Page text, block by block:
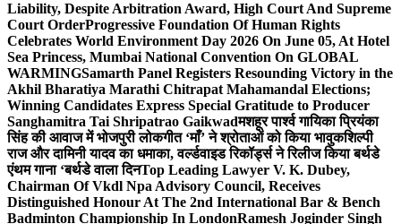
Liability, Despite Arbitration Award, High Court And Supreme
Court OrderProgressive Foundation Of Human Rights
Celebrates World Environment Day 2026 On June 05, At Hotel
Sea Princess, Mumbai National Convention On GLOBAL
WARMINGSamarth Panel Registers Resounding Victory in the
Akhil Bharatiya Marathi Chitrapat Mahamandal Elections;
Winning Candidates Express Special Gratitude to Producer
Sanghamitra Tai Shripatrao Gaikwadमशहूर पार्श्व गायिका प्रियंका
सिंह की आवाज में भोजपुरी लोकगीत ‘माँ’ ने श्रोताओं को किया भावुकशिल्पी
राज और दामिनी यादव का धमाका, वर्ल्डवाइड रिकॉर्ड्स ने रिलीज किया बर्थडे
एंथम गाना ‘बर्थडे वाला दिनTop Leading Lawyer V. K. Dubey,
Chairman Of Vkdl Npa Advisory Council, Receives
Distinguished Honour At The 2nd International Bar & Bench
Badminton Championship In LondonRamesh Joginder Singh